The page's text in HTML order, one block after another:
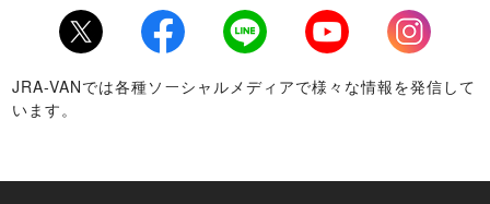
Twitter Facebook LINE Youtube
Instagram
JRA-VANでは各種ソーシャルメディアで様々な情報を発信して
います。